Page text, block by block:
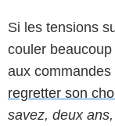
Si les tensions
couler
aux
regretter son
savez, deux